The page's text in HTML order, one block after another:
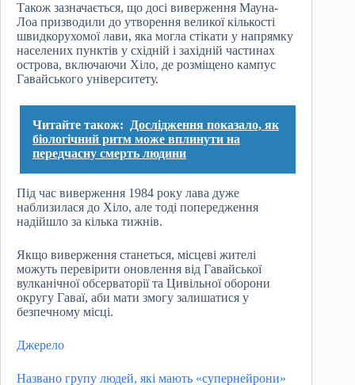
Також зазначається, що досі виверження Мауна-
Лоа призводили до утворення великої кількості
швидкорухомої лави, яка могла стікати у напрямку
населених пунктів у східній і західній частинах
острова, включаючи Хіло, де розміщено кампус
Гавайського університету.
Читайте також:
Дослідження показало, як
біологічний ритм може вплинути на
передчасну смерть людини
Під час виверження 1984 року лава дуже
наблизилася до Хіло, але тоді попередження
надійшло за кілька тижнів.
Якщо виверження станеться, місцеві жителі
можуть перевірити оновлення від Гавайської
вулканічної обсерваторії та Цивільної оборони
округу Гаваї, аби мати змогу залишатися у
безпечному місці.
Джерело
Названо групу людей, які мають «супернейрони»